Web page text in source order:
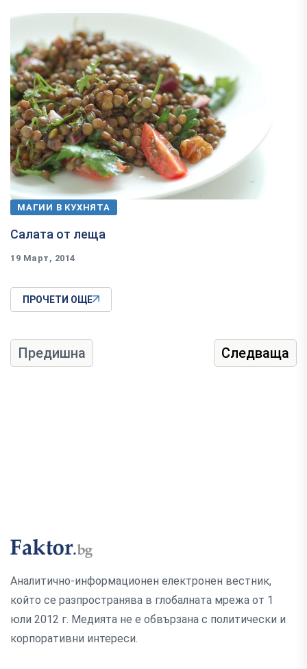
МАГИИ В КУХНЯТА
Салата от леща
19 Март, 2014
ПРОЧЕТИ ОЩЕ
Предишна Следваща
Аналитично-информационен електронен вестник,
който се разпространява в глобалната мрежа от 1
юли 2012 г. Медията не е обвързана с политически и
корпоративни интереси.